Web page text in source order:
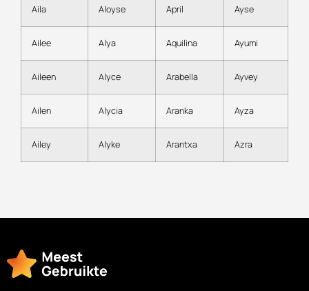
Aila Aloyse April Ayse
Ailee Alya Aquilina Ayumi
Aileen Alyce Arabella Ayvey
Ailen Alycia Aranka Ayza
Ailey Alyke Arantxa Azra